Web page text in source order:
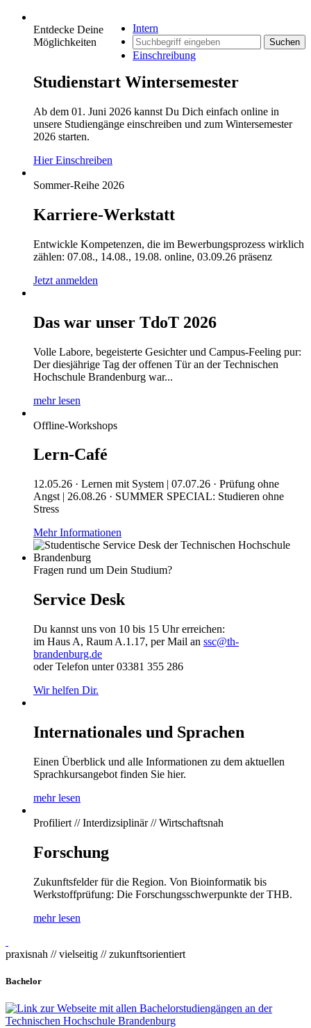
Intern
Suchen
Einschreibung
Entdecke Deine
Möglichkeiten
Studienstart Wintersemester
Ab dem 01. Juni 2026 kannst Du Dich einfach online in
unsere Studiengänge einschreiben und zum Wintersemester
2026 starten.
Hier Einschreiben
Sommer-Reihe 2026
Karriere-Werkstatt
Entwickle Kompetenzen, die im Bewerbungsprozess wirklich
zählen: 07.08., 14.08., 19.08. online, 03.09.26 präsenz
Jetzt anmelden
Das war unser TdoT 2026
Volle Labore, begeisterte Gesichter und Campus-Feeling pur:
Der diesjährige Tag der offenen Tür an der Technischen
Hochschule Brandenburg war...
mehr lesen
Offline-Workshops
Lern-Café
12.05.26 · Lernen mit System | 07.07.26 · Prüfung ohne
Angst | 26.08.26 · SUMMER SPECIAL: Studieren ohne
Stress
Mehr Informationen
Fragen rund um Dein Studium?
Service Desk
Du kannst uns von 10 bis 15 Uhr erreichen:
im Haus A, Raum A.1.17, per Mail an ssc@th-
brandenburg.de
oder Telefon unter 03381 355 286
Wir helfen Dir.
Internationales und Sprachen
Einen Überblick und alle Informationen zu dem aktuellen
Sprachkursangebot finden Sie hier.
mehr lesen
Profiliert // Interdizsiplinär // Wirtschaftsnah
Forschung
Zukunftsfelder für die Region. Von Bioinformatik bis
Werkstoffprüfung: Die Forschungsschwerpunkte der THB.
mehr lesen
praxisnah // vielseitig // zukunftsorientiert
Bachelor